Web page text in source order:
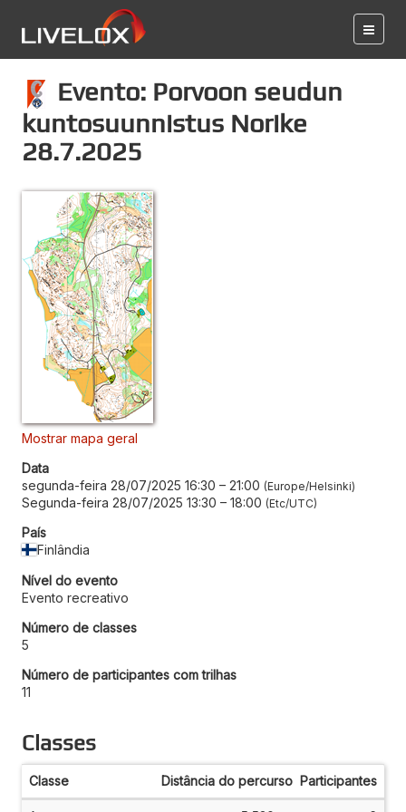
Evento: Porvoon seudun
kuntosuunnistus Norike
28.7.2025
Mostrar mapa geral
Data
segunda-feira 28/07/2025 16:30 – 21:00 Europe/Helsinki
Segunda-feira 28/07/2025 13:30 – 18:00 Etc/UTC
País
Finlândia
Nível do evento
Evento recreativo
Número de classes
5
Número de participantes com trilhas
11
Classes
Classe Distância do percurso Participantes